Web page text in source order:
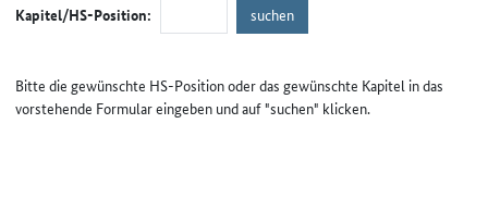
Kapitel/HS-Position:
Bitte die gewünschte HS-Position oder das gewünschte Kapitel in das
vorstehende Formular eingeben und auf "suchen" klicken.